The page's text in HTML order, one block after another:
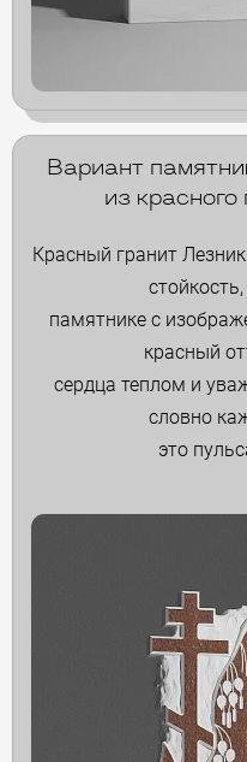
Вариант
из
Красный гранит
памятнике с
красный
сердца теплом и
словно
это